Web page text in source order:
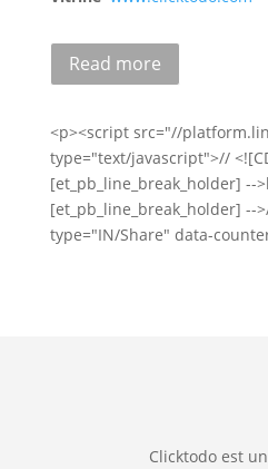
Read more
<p><script src="//
type="text/javascript">//
[et_pb_line_break_holder] --
[et_pb_line_break_holder] --
type="IN/Share" data-
Clicktodo est